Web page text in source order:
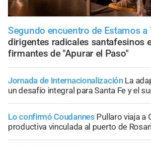
Segundo encuentro de Estamos a
dirigentes radicales santafesinos
firmantes de "Apurar el Paso"
Jornada de Internacionalización La
un desafío integral para Santa Fe y el
Lo confirmó Coudannes Pullaro viaja a
productiva vinculada al puerto de